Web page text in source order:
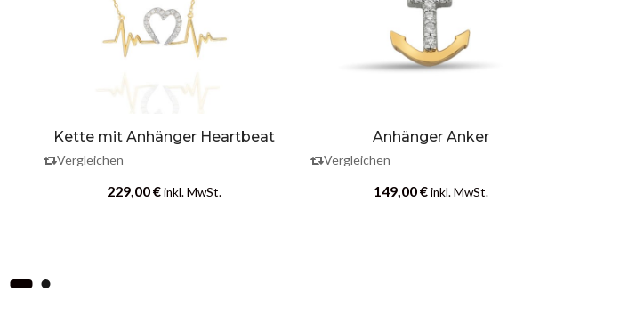
Kette mit Anhänger Heartbeat
Vergleichen
229,00€ inkl. MwSt.
Anhänger Anker
Vergleichen
149,00€ inkl. MwSt.